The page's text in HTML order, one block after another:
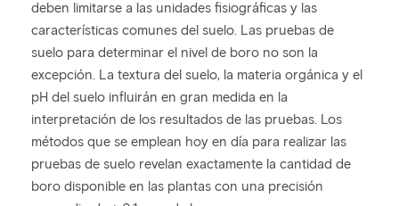
deben limitarse a las unidades fisiográficas y las
características comunes del suelo. Las pruebas de
suelo para determinar el nivel de boro no son la
excepción. La textura del suelo, la materia orgánica y el
pH del suelo influirán en gran medida en la
interpretación de los resultados de las pruebas. Los
métodos que se emplean hoy en día para realizar las
pruebas de suelo revelan exactamente la cantidad de
boro disponible en las plantas con una precisión